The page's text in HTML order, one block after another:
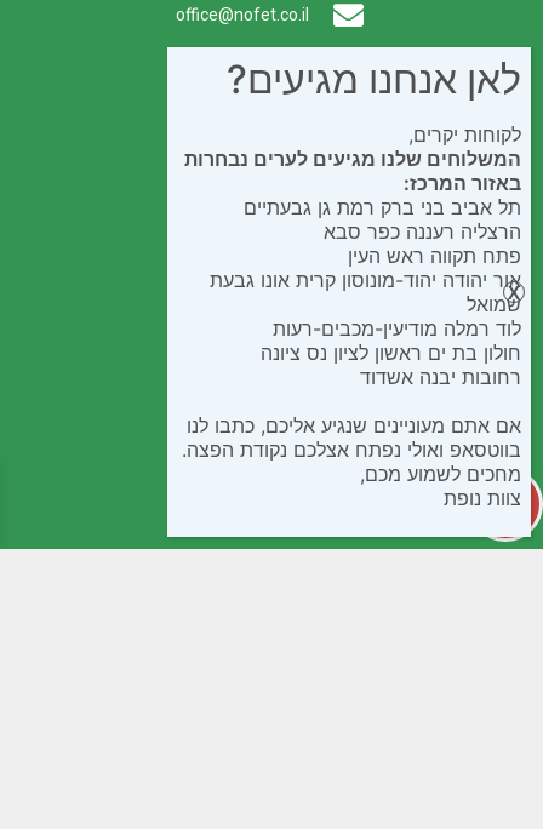
office@nofet.co.il
לאן אנחנו מגיעים?
לקוחות יקרים,
המשלוחים שלנו מגיעים לערים נבחרות
באזור המרכז:
תל אביב בני ברק רמת גן גבעתיים
הרצליה רעננה כפר סבא
פתח תקווה ראש העין
אור יהודה יהוד-מונוסון קרית אונו גבעת
שמואל
לוד רמלה מודיעין-מכבים-רעות
חולון בת ים ראשון לציון נס ציונה
רחובות יבנה אשדוד
אם אתם מעוניינים שנגיע אליכם, כתבו לנו
בווטסאפ ואולי נפתח אצלכם נקודת הפצה.
מחכים לשמוע מכם,
צוות נופת